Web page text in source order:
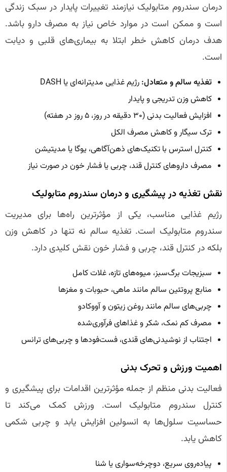
درمان سندروم متابولیک نیازمند تغییرات پایدار در سبک زندگی
است و ممکن است در موارد خاص نیاز به مصرف دارو باشد.
هدف درمان کاهش خطر ابتلا به بیماری‌های قلبی و دیابت
است.
تغذیه سالم و متعادل: رژیم غذایی مدیترانه‌ای یا DASH
کاهش وزن تدریجی و پایدار
افزایش فعالیت بدنی (۳۰ دقیقه در روز، ۵ روز در هفته)
ترک سیگار و کاهش مصرف الکل
کنترل استرس با تکنیک‌های ذهن‌آگاهی، یوگا یا مدیتیشن
مصرف داروهای کنترل قند، چربی یا فشار خون در صورت نیاز
نقش تغذیه در پیشگیری و درمان سندروم متابولیک
رژیم غذایی مناسب، یکی از مؤثرترین راه‌ها برای مدیریت
سندروم متابولیک است. تغذیه سالم نه تنها در کاهش وزن
بلکه در کنترل قند، چربی و فشار خون نقش کلیدی دارد.
سبزیجات برگ‌سبز، میوه‌های تازه، غلات کامل
منابع پروتئین سالم مانند ماهی، حبوبات و مغزها
چربی‌های سالم مانند روغن زیتون و آووکادو
مصرف کم نمک، شکر و غذاهای فرآوری‌شده
اجتناب از نوشیدنی‌های قندی، فست‌فودها و چربی‌های ترانس
اهمیت ورزش و تحرک بدنی
فعالیت بدنی منظم از جمله مؤثرترین اقدامات برای پیشگیری و
کنترل سندروم متابولیک است. ورزش کمک می‌کند تا
حساسیت سلول‌ها به انسولین افزایش یابد و چربی شکمی
کاهش یابد.
پیاده‌روی سریع، دوچرخه‌سواری یا شنا